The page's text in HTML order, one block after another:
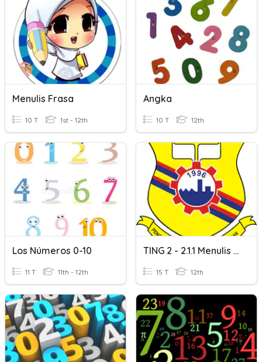
Menulis Frasa
10 T 1st - 12th
Angka
10 T 12th
Los Números 0-10
11 T 11th - 12th
TING 2 - 2.1.1 Menulis Pseudokod & Melukis Carta Alir
15 T 12th